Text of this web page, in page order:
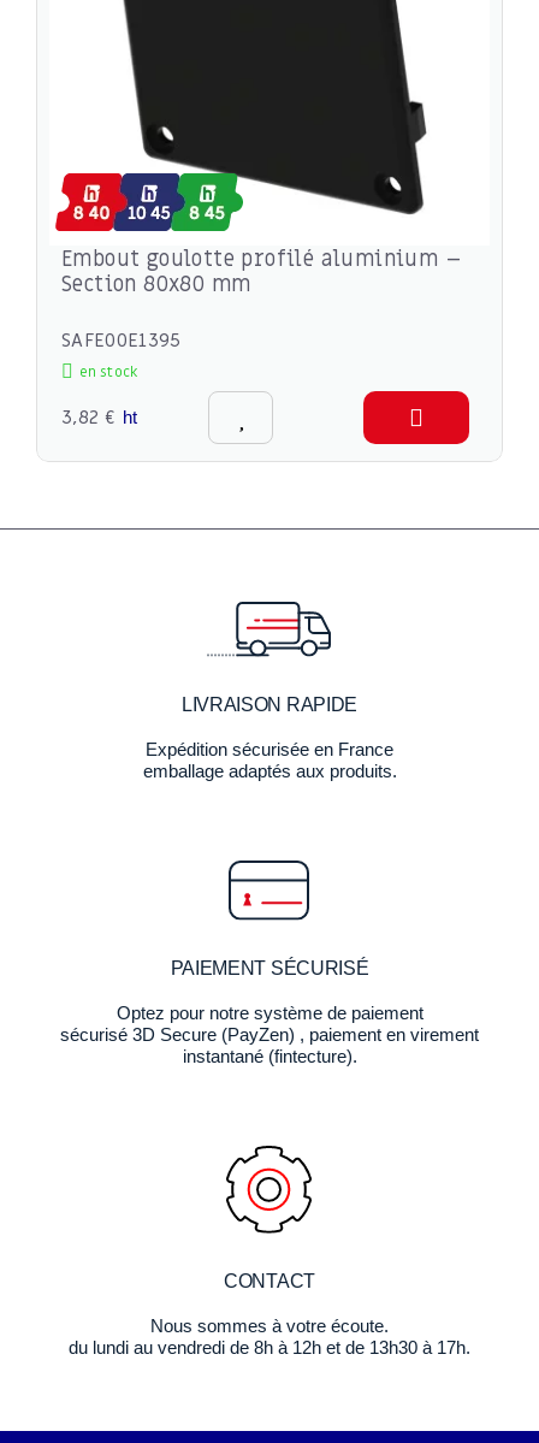
Embout goulotte profilé aluminium –
Section 80x80 mm
SAFE00E1395
en stock
3,82 € ht
LIVRAISON RAPIDE
Expédition sécurisée en France
emballage adaptés aux produits.
PAIEMENT SÉCURISÉ
Optez pour notre système de paiement
sécurisé 3D Secure (PayZen) , paiement en virement
instantané (fintecture).
CONTACT
Nous sommes à votre écoute.
du lundi au vendredi de 8h à 12h et de 13h30 à 17h.